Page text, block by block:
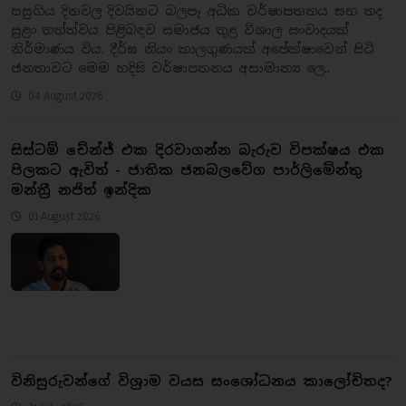
​පසුගිය දිනවල දිවයිනට බලපෑ අධික වර්ෂාපතනය සහ තද
සුළං තත්ත්වය පිළිබඳව සමාජය තුළ විශාල සංවාදයක්
නිර්මාණය විය. දීර්ඝ නියං කාලගුණයක් අපේක්ෂාවෙන් සිටි
ජනතාවට මෙම හදිසි වර්ෂාපතනය අසාමාන්‍ය ලෙ..
04 August 2026
සිස්ටම් චේන්ජ් එක දිරවාගන්න බැරුව විපක්ෂය එක
පිලකට ඇවිත් - ජාතික ජනබලවේග පාර්ලිමේන්තු
මන්ත්‍රී නජිත් ඉන්දික
01 August 2026
​විනිසුරුවන්ගේ විශ්‍රාම වයස සංශෝධනය කාලෝචිතද?